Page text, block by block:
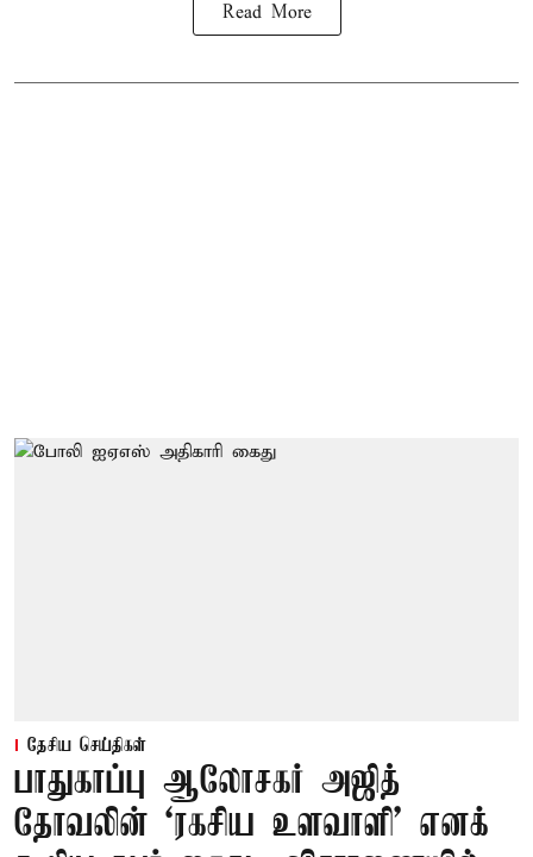
Read More
தேசிய செய்திகள்
பாதுகாப்பு ஆலோசகர் அஜித்
தோவலின் ‘ரகசிய உளவாளி’ எனக்